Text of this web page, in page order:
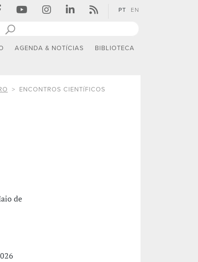
PT EN
AGENDA & NOTÍCIAS BIBLIOTECA
ENCONTROS CIENTÍFICOS
de